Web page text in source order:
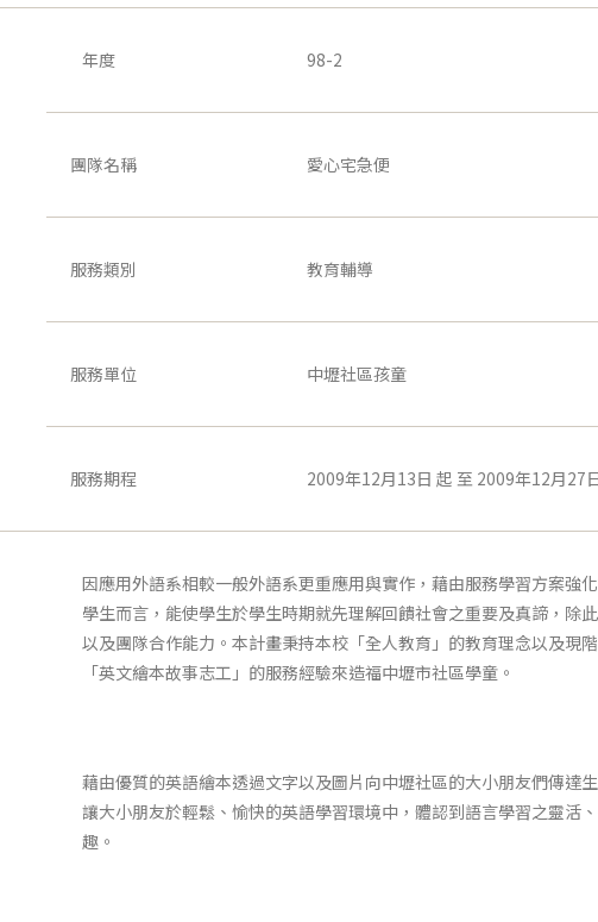
年度 98-2
團隊名稱 愛心宅急便
服務類別 教育輔導
服務單位 中壢社區孩童
服務期程 2009年12月13日 起 至 2009年12月27
因應用外語系相較一般外語系更重應用與實作，藉由服務學習方案強
學生而言，能使學生於學生時期就先理解回饋社會之重要及真諦，除
以及團隊合作能力。本計畫秉持本校「全人教育」的教育理念以及現
「英文繪本故事志工」的服務經驗來造福中壢市社區學童。
藉由優質的英語繪本透過文字以及圖片向中壢社區的大小朋友們傳達
讓大小朋友於輕鬆、愉快的英語學習環境中，體認到語言學習之靈活
趣。